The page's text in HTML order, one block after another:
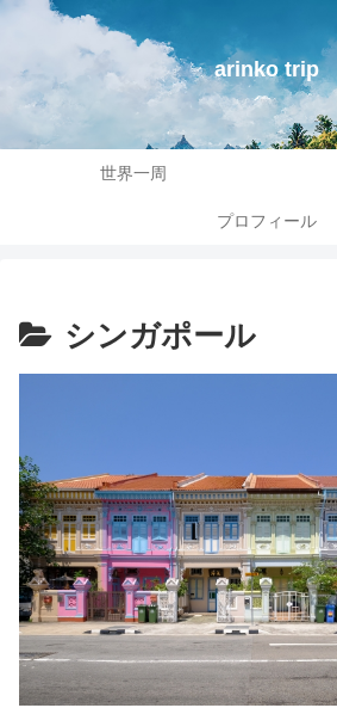
arinko trip
世界一周
プロフィール
シンガポール